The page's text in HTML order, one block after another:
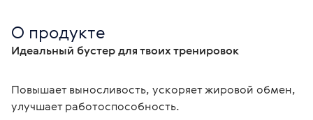
О продукте
Идеальный бустер для твоих тренировок
Повышает выносливость, ускоряет жировой обмен,
улучшает работоспособность.